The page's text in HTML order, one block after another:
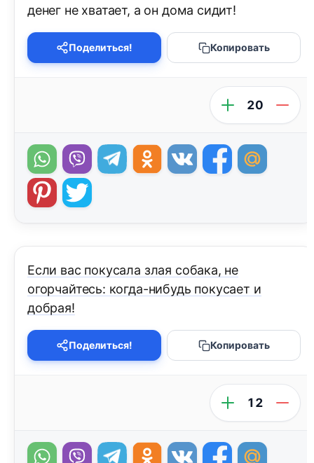
денег не хватает, а он дома сидит!
Поделиться! Копировать
20
Если вас покусала злая собака, не
огорчайтесь: когда-нибудь покусает и
добрая!
Поделиться! Копировать
12